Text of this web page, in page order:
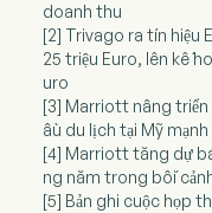
doanh thu
[2] Trivago ra tín hiệu
25 triệu Euro, lên kế
uro
[3] Marriott nâng
ầu du lịch tại Mỹ
[4] Marriott tăng dự
ng năm trong bối
[5] Bản ghi cuộc họp